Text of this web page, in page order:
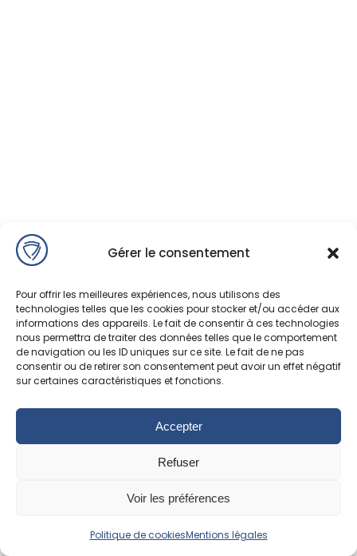
Gérer le consentement
Pour offrir les meilleures expériences, nous utilisons des
technologies telles que les cookies pour stocker et/ou accéder aux
informations des appareils. Le fait de consentir à ces technologies
nous permettra de traiter des données telles que le comportement
de navigation ou les ID uniques sur ce site. Le fait de ne pas
consentir ou de retirer son consentement peut avoir un effet négatif
sur certaines caractéristiques et fonctions.
Accepter
Refuser
Voir les préférences
Politique de cookiesMentions légales